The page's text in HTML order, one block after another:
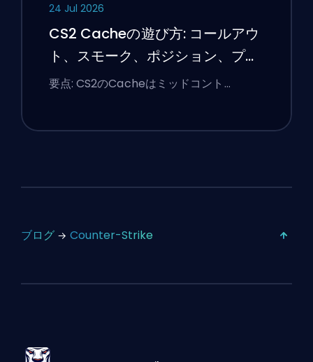
24 Jul 2026
CS2 Cacheの遊び方: コールアウ
ト、スモーク、ポジション、プレ
ミアのヒント
要点: CS2のCacheはミッドコント…
ブログ Counter-Strike